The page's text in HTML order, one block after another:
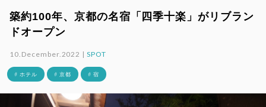
築約100年、京都の名宿「四季十楽」がリブラン
ドオープン
10.December.2022 |SPOT
# ホテル # 京都 # 宿